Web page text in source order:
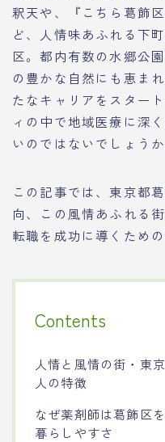
釈天や、『こちら葛飾
ど、人情味あふれる下
区。都内有数の水郷公
の豊かな自然にも恵ま
たなキャリアをスター
ィの中で地域医療に深
いのではないでしょうか
この記事では、東京都
向、この風情あふれる
転職を成功に導くため
Contents
人情と風情の街・東
人の特徴
なぜ薬剤師は葛飾区
暮らしやすさ